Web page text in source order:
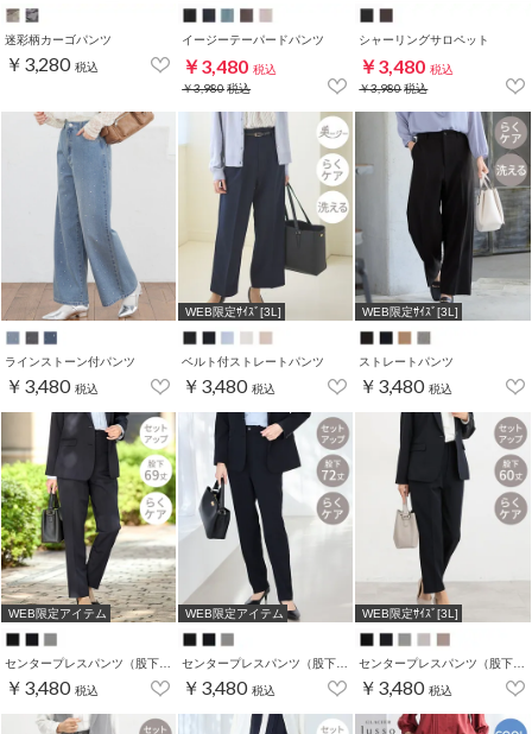
迷彩柄カーゴパンツ
￥3,280 税込
イージーテーパードパンツ
￥3,480 税込
￥3,980税込
シャーリングサロペット
￥3,480 税込
￥3,980税込
ラインストーン付パンツ
￥3,480 税込
WEB限定ｻｲｽﾞ[3L]
ベルト付ストレートパンツ
￥3,480 税込
WEB限定ｻｲｽﾞ[3L]
ストレートパンツ
￥3,480 税込
WEB限定アイテム
￥3,480 税込
WEB限定アイテム
￥3,480 税込
WEB限定ｻｲｽﾞ[3L]
￥3,480 税込